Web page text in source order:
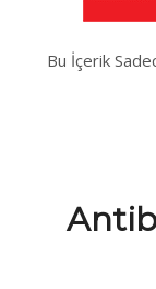
Bu İçerik